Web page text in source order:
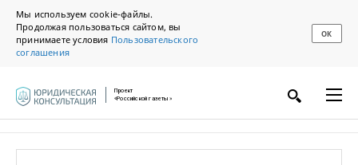
Мы используем cookie-файлы.
Продолжая пользоваться сайтом, вы
принимаете условия Пользовательского
соглашения
ОК
Проект
«Российской газеты»